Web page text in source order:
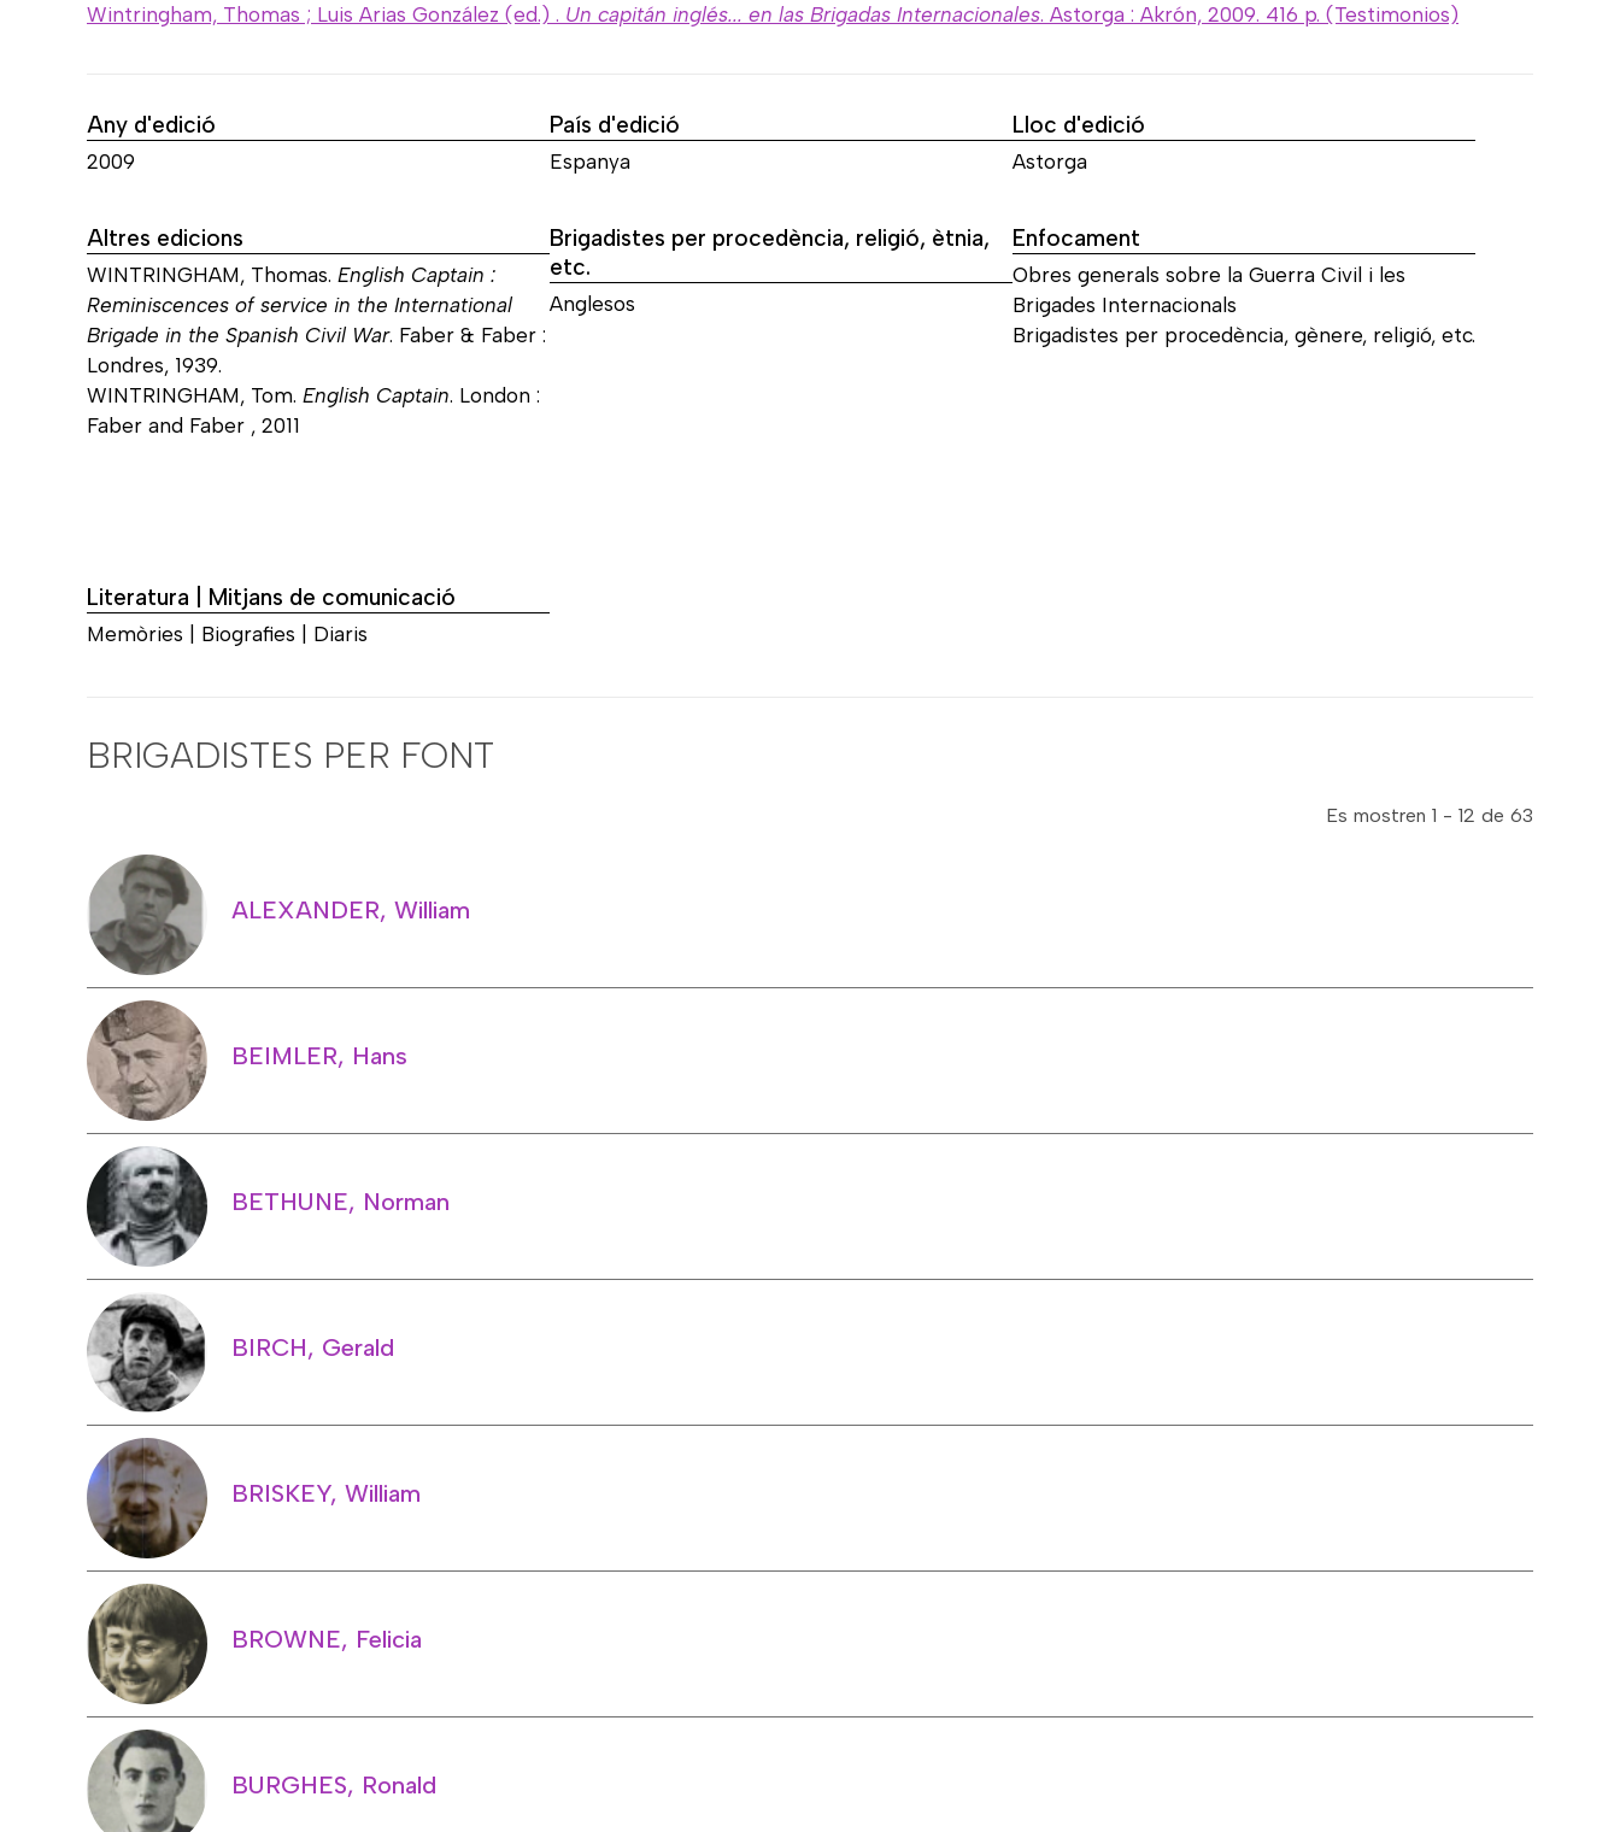
Wintringham, Thomas ; Luis Arias González (ed.) . Un capitán inglés... en las Brigadas Internacionales. Astorga : Akrón, 2009. 416 p. (Testimonios)
Any d'edició
2009
País d'edició
Espanya
Lloc d'edició
Astorga
Altres edicions
WINTRINGHAM, Thomas. English Captain :
Reminiscences of service in the International
Brigade in the Spanish Civil War. Faber & Faber :
Londres, 1939.
WINTRINGHAM, Tom. English Captain. London :
Faber and Faber , 2011
Brigadistes per procedència, religió, ètnia,
etc.
Anglesos
Enfocament
Obres generals sobre la Guerra Civil i les
Brigades Internacionals
Brigadistes per procedència, gènere, religió, etc.
Literatura | Mitjans de comunicació
Memòries | Biografies | Diaris
BRIGADISTES PER FONT
Es mostren 1 - 12 de 63
ALEXANDER, William
BEIMLER, Hans
BETHUNE, Norman
BIRCH, Gerald
BRISKEY, William
BROWNE, Felicia
BURGHES, Ronald